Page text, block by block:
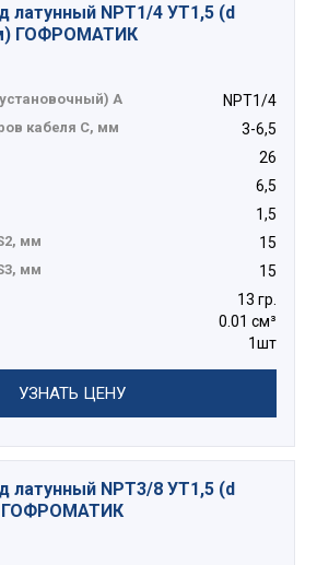
втулка,
втулка,
пыльник,
латунный NPT1/4 УТ1,5 (d
ГОФРОМАТИК
А NPT1/4
кабеля C, мм 3-6,5
26
6,5
1,5
мм 15
мм 15
13 гр.
0.01 см³
1шт
УЗНАТЬ ЦЕНУ
латунный NPT3/8 УТ1,5 (d
ГОФРОМАТИК